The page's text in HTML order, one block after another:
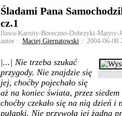
Śladami Pana
cz.1
Iława-Karnity-Boreczno-Dobrzyki-Matyty-
autor :: Maciej Giernatowski :: 2004-06-08
|...| Nie trzeba szukać
przygody. Nie znajdzie się
jej, choćby pojechało się
aż na koniec świata, przez
choćby czekało się na nią dzień
pułapki. Nie przywoła jej żadna